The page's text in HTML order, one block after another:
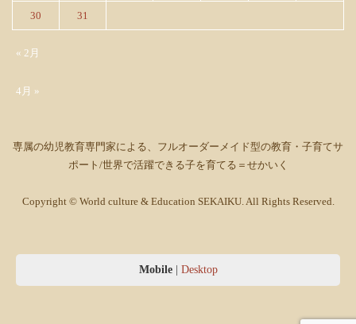
30 31
« 2月
4月 »
専属の幼児教育専門家による、フルオーダーメイド型の教育・子育てサ
ポート/世界で活躍できる子を育てる＝せかいく
Copyright © World culture & Education SEKAIKU. All Rights Reserved.
Mobile| Desktop